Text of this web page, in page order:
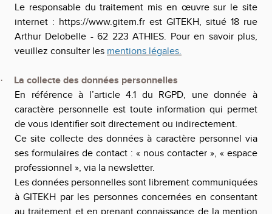
Le responsable du traitement mis en œuvre sur le site
internet : https://www.gitem.fr est GITEKH, situé 18 rue
Arthur Delobelle - 62 223 ATHIES. Pour en savoir plus,
veuillez consulter les mentions légales.
·
La collecte des données personnelles
En référence à l’article 4.1 du RGPD, une donnée à
caractère personnelle est toute information qui permet
de vous identifier soit directement ou indirectement.
Ce site collecte des données à caractère personnel via
ses formulaires de contact : « nous contacter », « espace
professionnel », via la newsletter.
Les données personnelles sont librement communiquées
à GITEKH par les personnes concernées en consentant